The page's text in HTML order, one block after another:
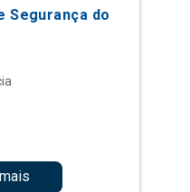
Segurança do